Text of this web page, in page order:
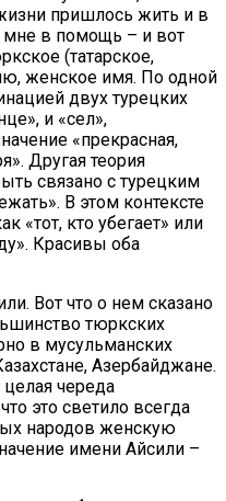
пришлось жить и в
мне в помощь – и вот
(татарское,
женское имя. По одной
двух турецких
и «сел»,
«прекрасная,
Другая теория
связано с турецким
В этом контексте
«тот, кто убегает» или
Красивы оба
Вот что о нем сказано
тюркских
в мусульманских
Азербайджане.
череда
это светило всегда
народов женскую
имени Айсили –